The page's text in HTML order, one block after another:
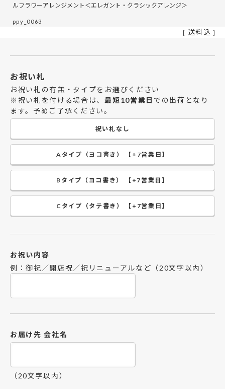
ルフラワーアレンジメント＜エレガント・クラシックアレンジ＞
ppy_0063
送料込
お祝い札
お祝い札の有無・タイプをお選びください
※祝い札を付ける場合は、最短10営業日 での出荷となり
ます。予めご了承ください。
祝い札なし
Aタイプ（ヨコ書き） 【+7営業日】
Bタイプ（ヨコ書き） 【+7営業日】
Cタイプ（タテ書き） 【+7営業日】
お祝い内容
例：御祝／開店祝／祝リニューアルなど（20文字以内）
お届け先 会社名
（20文字以内）